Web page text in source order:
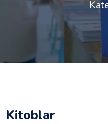
Kitoblar